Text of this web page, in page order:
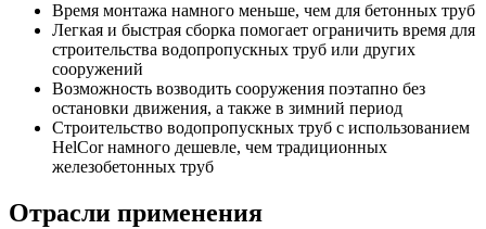
Время монтажа намного меньше, чем для бетонных труб
Легкая и быстрая сборка помогает ограничить время для
строительства водопропускных труб или других
сооружений
Возможность возводить сооружения поэтапно без
остановки движения, а также в зимний период
Строительство водопропускных труб с использованием
HelCor намного дешевле, чем традиционных
железобетонных труб
Отрасли применения